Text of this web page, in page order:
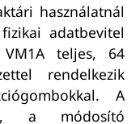
használatnál
adatbevitel
teljes, 64
rendelkezik
A
a módosító